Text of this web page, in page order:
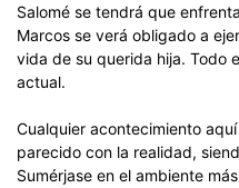
Salomé se tendrá que
Marcos se verá obligado a
vida de su querida hija. Todo
actual.
Cualquier acontecimiento
parecido con la realidad,
Sumérjase en el ambiente